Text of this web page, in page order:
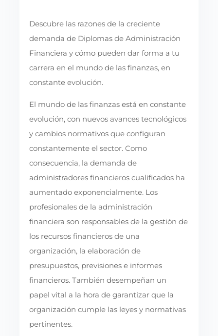
Descubre las razones de la creciente
demanda de Diplomas de Administración
Financiera y cómo pueden dar forma a tu
carrera en el mundo de las finanzas, en
constante evolución.
El mundo de las finanzas está en constante
evolución, con nuevos avances tecnológicos
y cambios normativos que configuran
constantemente el sector. Como
consecuencia, la demanda de
administradores financieros cualificados ha
aumentado exponencialmente. Los
profesionales de la administración
financiera son responsables de la gestión de
los recursos financieros de una
organización, la elaboración de
presupuestos, previsiones e informes
financieros. También desempeñan un
papel vital a la hora de garantizar que la
organización cumple las leyes y normativas
pertinentes.